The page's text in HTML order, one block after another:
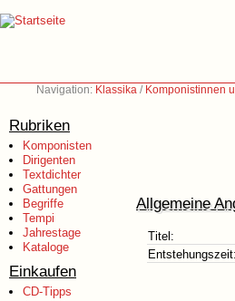
Navigation: Klassika / Komponistinnen
Rubriken
Komponisten
Dirigenten
Textdichter
Gattungen
Begriffe
Tempi
Jahrestage
Kataloge
Einkaufen
CD-Tipps
Allgemeine
Titel:
Entstehungszeit: